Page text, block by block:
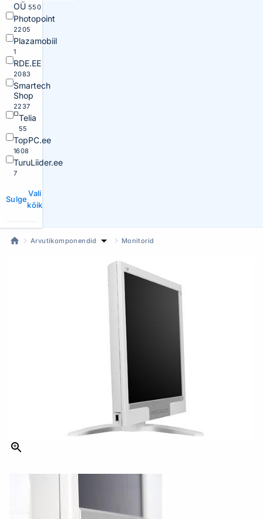
OÜ 550
Photopoint
2205
Plazamobiil
1
RDE.EE
2083
Smartech
Shop
2237
Telia
55
TopPC.ee
1608
TuruLiider.ee
7
Sulge
Vali
kõik
Arvutikomponendid Monitorid